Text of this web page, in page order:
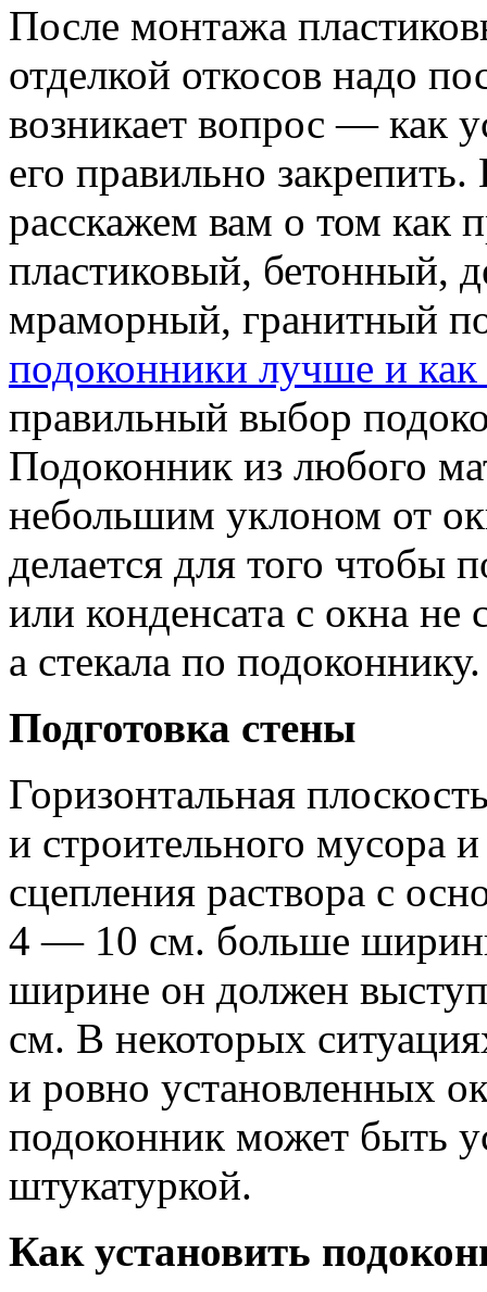
После монтажа
отделкой откосов надо
возникает вопрос — как
его правильно
расскажем вам о том как
пластиковый, бетонный,
мраморный, гранитный
подоконники лучше и как
правильный выбор
Подоконник из любого
небольшим уклоном от
делается для того чтобы
или конденсата с окна
а стекала по подоконнику.
Подготовка стены
Горизонтальная
и строительного мусора
сцепления раствора с
4 — 10 см. больше
ширине он должен
см. В некоторых
и ровно установленных
подоконник может быть
штукатуркой.
Как установить